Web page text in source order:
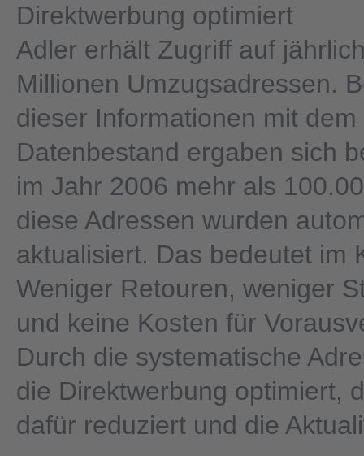
Direktwerbung optimiert
Adler erhält Zugriff auf
Millionen Umzugsadressen.
dieser Informationen mit
Datenbestand ergaben sich
im Jahr 2006 mehr als
diese Adressen wurden
aktualisiert. Das bedeutet im
Weniger Retouren, weniger
und keine Kosten für
Durch die systematische
die Direktwerbung optimiert,
dafür reduziert und die